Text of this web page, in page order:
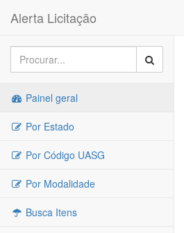
Alerta Licitação
Painel geral
Por Estado
Por Código UASG
Por Modalidade
Busca Itens